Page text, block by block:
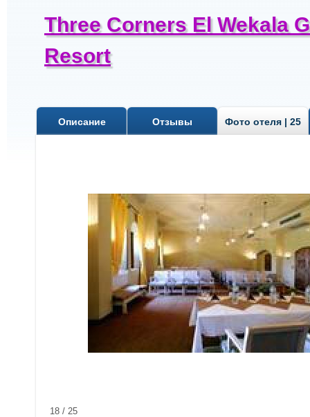
Three Corners El Wekala
Resort
Описание Отзывы Фото отеля | 25
18 / 25